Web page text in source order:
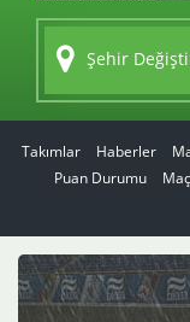
Şehir
Takımlar Haberler
Puan Durumu